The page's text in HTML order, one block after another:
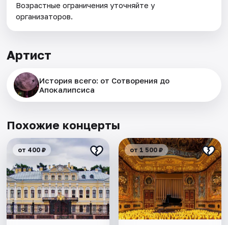
Возрастные ограничения уточняйте у
организаторов.
Артист
История всего: от Сотворения до
Апокалипсиса
Похожие концерты
от 400 ₽ от 1 500 ₽